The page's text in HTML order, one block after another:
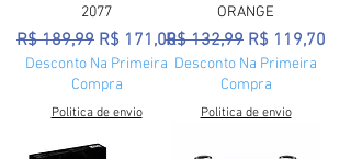
2077
Preço normal
R$ 189,99 Preço promocional
R$ 171,00
Desconto Na Primeira
Compra
Politica de envio
ORANGE
Preço normal
R$ 132,99 Preço
R$ 119,70
Desconto Na Primeira
Compra
Politica de envio